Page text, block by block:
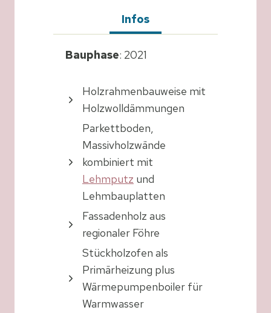
Infos
Bauphase: 2021
Holzrahmenbauweise mit
Holzwolldämmungen
Parkettboden,
Massivholzwände
kombiniert mit
Lehmputz und
Lehmbauplatten
Fassadenholz aus
regionaler Föhre
Stückholzofen als
Primärheizung plus
Wärmepumpenboiler für
Warmwasser